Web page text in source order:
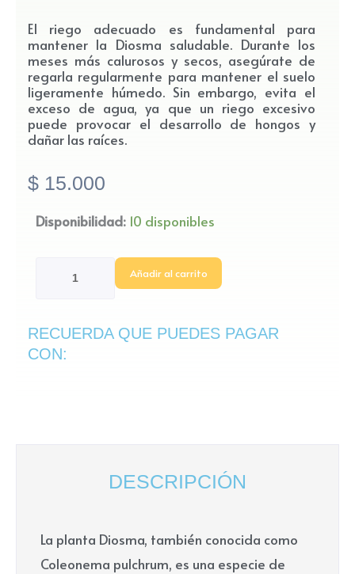
El riego adecuado es fundamental para
mantener la Diosma saludable. Durante los
meses más calurosos y secos, asegúrate de
regarla regularmente para mantener el suelo
ligeramente húmedo. Sin embargo, evita el
exceso de agua, ya que un riego excesivo
puede provocar el desarrollo de hongos y
dañar las raíces.
$ 15.000
Disponibilidad: 10 disponibles
Planta
Añadir al carrito
RECUERDA QUE PUEDES PAGAR
CON:
DESCRIPCIÓN
La planta Diosma, también conocida como
Coleonema pulchrum, es una especie de